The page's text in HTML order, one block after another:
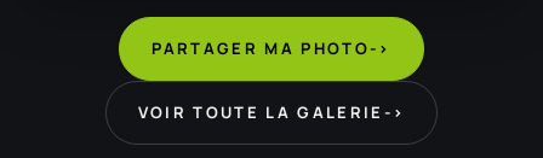
PARTAGER MA PHOTO->
VOIR TOUTE LA GALERIE ->